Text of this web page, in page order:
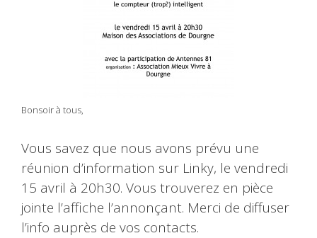
Bonsoir à tous,
Vous savez que nous avons prévu une
réunion d’information sur Linky, le vendredi
15 avril à 20h30. Vous trouverez en pièce
jointe l’affiche l’annonçant. Merci de diffuser
l’info auprès de vos contacts.